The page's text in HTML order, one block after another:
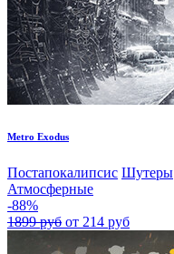
Metro Exodus
Постапокалипсис Шутеры
Атмосферные
-88%
1899 руб от 214 руб